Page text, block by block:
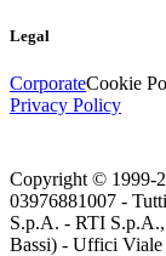
Legal
CorporateCookie
Privacy Policy
Copyright © 1999-
03976881007 -
S.p.A. - RTI S.p.A.,
Bassi) - Uffici Viale